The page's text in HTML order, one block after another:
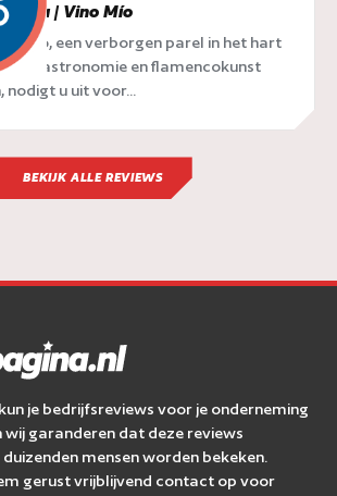
| Vino Mío
Mío, een verborgen parel in het hart
gastronomie en flamencokunst
u uit voor...
BEKIJK ALLE REVIEWS
je bedrijfsreviews voor je onderneming
wij garanderen dat deze reviews
mensen worden bekeken.
gerust vrijblijvend contact op voor